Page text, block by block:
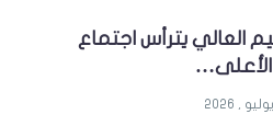
العالي يترأس اجتماع